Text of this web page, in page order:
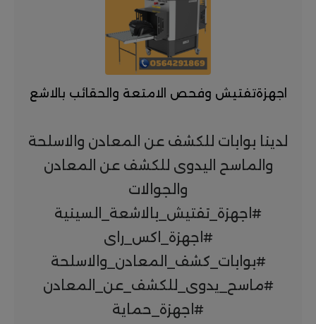
اجهزةتفتيش وفحص الامتعة والحقائب بالاشع
لدينا بوابات للكشف عن المعادن والاسلحة
والماسح اليدوى للكشف عن المعادن
والجوالات
#اجهزة_تفتيش_بالاشعة_السينية
#اجهزة_اكس_راى
#بوابات_كشف_المعادن_والاسلحة
#ماسح_يدوى_للكشف_عن_المعادن
#اجهزة_حماية